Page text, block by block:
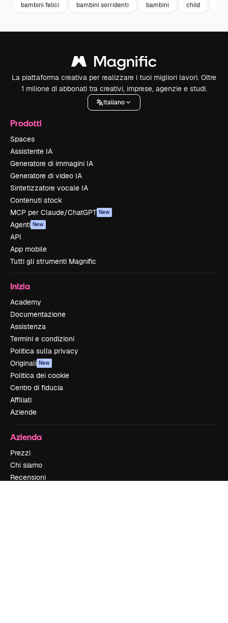
bambini felici bambini sorridenti bambini child
La piattaforma creativa per realizzare i tuoi migliori lavori. Oltre
1 milione di abbonati tra creativi, imprese, agenzie e studi.
Italiano
Prodotti
Spaces
Assistente IA
Generatore di immagini IA
Generatore di video IA
Sintetizzatore vocale IA
Contenuti stock
MCP per Claude/ChatGPT New
Agenti New
API
App mobile
Tutti gli strumenti Magnific
Inizia
Academy
Documentazione
Assistenza
Termini e condizioni
Politica sulla privacy
Originali New
Politica dei cookie
Centro di fiducia
Affiliati
Aziende
Azienda
Prezzi
Chi siamo
Recensioni